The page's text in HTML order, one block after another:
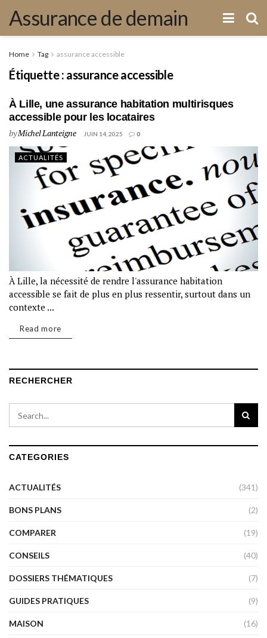
Assurance de demain
Home Tag assurance accessible
Étiquette : assurance accessible
À Lille, une assurance habitation multirisques
accessible pour les locataires
byMichel Lanteigne JUIN 14, 2025 0
ACTUALITÉS
À Lille, la nécessité de rendre l'assurance habitation
accessible se fait de plus en plus ressentir, surtout dans un
contexte ...
Read more
RECHERCHER
CATEGORIES
ACTUALITÉS (341)
BONS PLANS (2)
COMPARER (19)
CONSEILS (40)
DOSSIERS THÉMATIQUES (7)
GUIDES PRATIQUES (9)
MAISON (16)